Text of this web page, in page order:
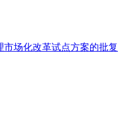
场化改革试点方案的批复